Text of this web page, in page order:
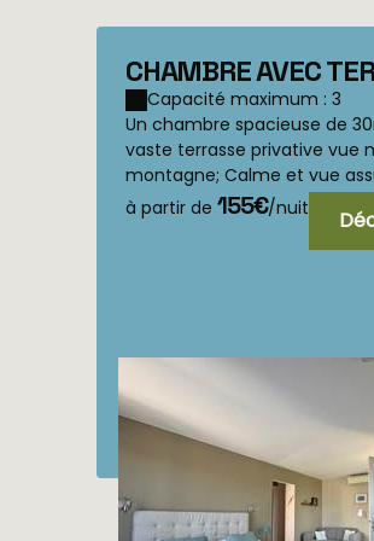
CHAMBRE AVEC
PANORAMIQUE
Capacité maximum : 3
Un chambre spacieuse de
vaste terrasse privative vue
montagne; Calme et vue
pour les amoureux, mais qui
à partir de 155€/nuit